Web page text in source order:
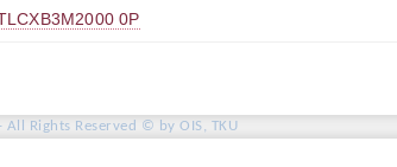
0P
Rights Reserved © by OIS, TKU